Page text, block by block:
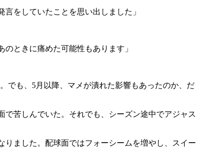
をしていたことを思い出しました」
ときに痛めた可能性もあります」
でも、5月以降、マメが潰れた影響もあったのか、だ
苦しんでいた。それでも、シーズン途中でアジャス
りました。配球面ではフォーシームを増やし、スイー